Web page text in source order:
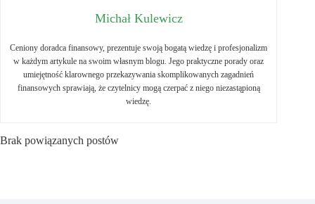
Michał Kulewicz
Ceniony doradca finansowy, prezentuje swoją bogatą wiedzę i profesjonalizm
w każdym artykule na swoim własnym blogu. Jego praktyczne porady oraz
umiejętność klarownego przekazywania skomplikowanych zagadnień
finansowych sprawiają, że czytelnicy mogą czerpać z niego niezastąpioną
wiedzę.
Brak powiązanych postów